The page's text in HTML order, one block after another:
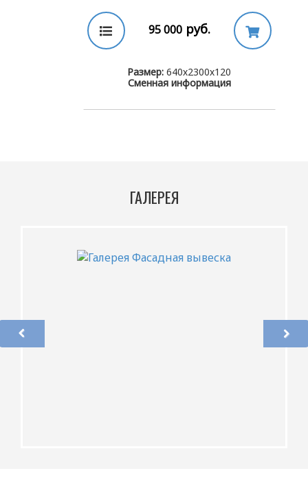
95 000руб.
Размер: 640х2300х120
Сменная информация
ГАЛЕРЕЯ